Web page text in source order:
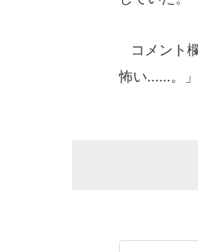
コメント
怖い......。